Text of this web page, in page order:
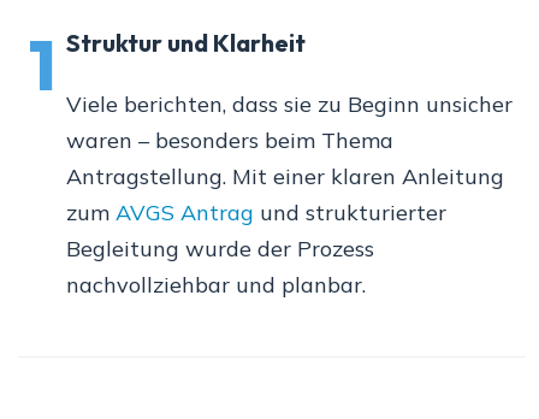
1 Struktur und Klarheit
Viele berichten, dass sie zu Beginn unsicher
waren – besonders beim Thema
Antragstellung. Mit einer klaren Anleitung
zum AVGS Antrag und strukturierter
Begleitung wurde der Prozess
nachvollziehbar und planbar.